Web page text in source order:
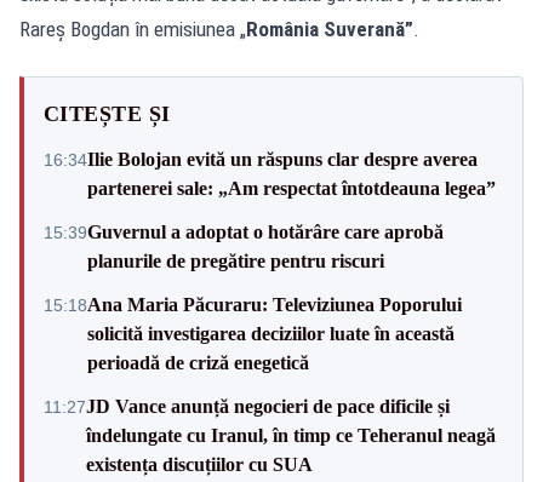
Rareș Bogdan în emisiunea „România Suverană”.
CITEȘTE ȘI
16:34Ilie Bolojan evită un răspuns clar despre averea
partenerei sale: „Am respectat întotdeauna legea”
15:39Guvernul a adoptat o hotărâre care aprobă
planurile de pregătire pentru riscuri
15:18Ana Maria Păcuraru: Televiziunea Poporului
solicită investigarea deciziilor luate în această
perioadă de criză enegetică
11:27JD Vance anunță negocieri de pace dificile și
îndelungate cu Iranul, în timp ce Teheranul neagă
existența discuțiilor cu SUA